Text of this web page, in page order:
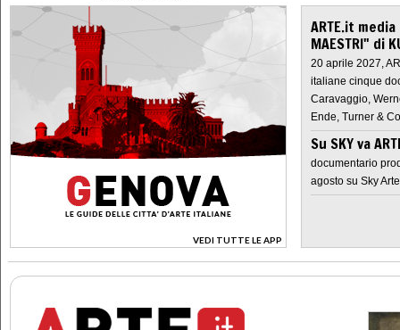
VEDI TUTTE LE APP
>
ARTE.it
MAESTRI" di
20 aprile 2027,
italiane cinque
Caravaggio,
Ende, Turner &
Su SKY va
documentario
agosto su Sky Arte